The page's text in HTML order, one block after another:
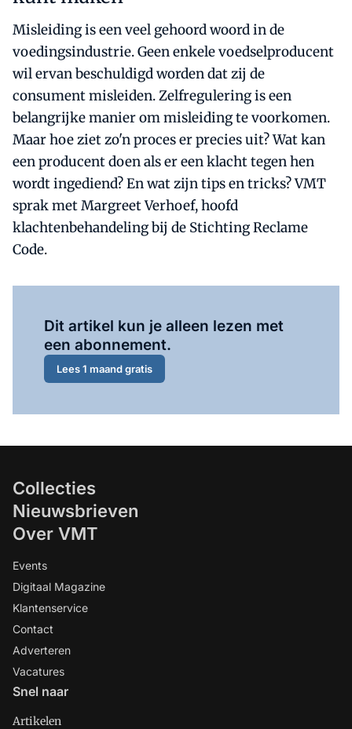
Misleiding is een veel gehoord woord in de
voedingsindustrie. Geen enkele voedselproducent
wil ervan beschuldigd worden dat zij de
consument misleiden. Zelfregulering is een
belangrijke manier om misleiding te voorkomen.
Maar hoe ziet zo'n proces er precies uit? Wat kan
een producent doen als er een klacht tegen hen
wordt ingediend? En wat zijn tips en tricks? VMT
sprak met Margreet Verhoef, hoofd
klachtenbehandeling bij de Stichting Reclame
Code.
Dit artikel kun je alleen lezen met
een abonnement.
Lees 1 maand gratis
Collecties
Nieuwsbrieven
Over VMT
Events
Digitaal Magazine
Klantenservice
Contact
Adverteren
Vacatures
Snel naar
Artikelen